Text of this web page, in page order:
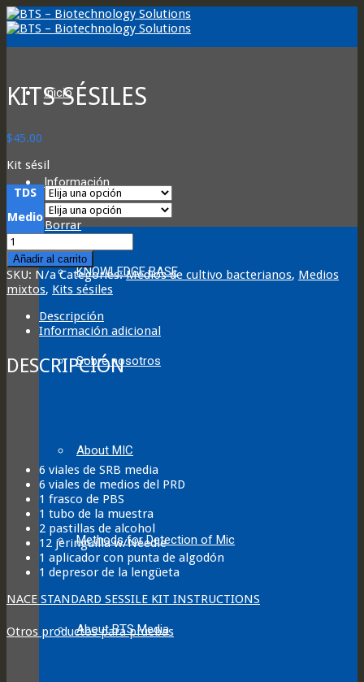
Inicio
Información
KNOWLEDGE BASE
Sobre nosotros
About MIC
Methods for Detection of Mic
About BTS Media
KITS SÉSILES
$45.00
Kit sésil
TDS
Medio
Borrar
SESSILE
KIT
quantity
Añadir al carrito
SKU: N/a Categories:Medios de cultivo bacterianos, Medios
mixtos, Kits sésiles
Descripción
Información adicional
DESCRIPCIÓN
6 viales de SRB media
6 viales de medios del PRD
1 frasco de PBS
1 tubo de la muestra
2 pastillas de alcohol
12 jeringuilla w/Needle
1 aplicador con punta de algodón
1 depresor de la lengüeta
NACE STANDARD SESSILE KIT INSTRUCTIONS
Otros productos para pruebas